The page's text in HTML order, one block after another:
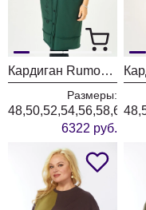
Кардиган Rumoda 2019 темно-зеленый
Размеры:
48,50,52,54,56,58,60,62
6322 руб.